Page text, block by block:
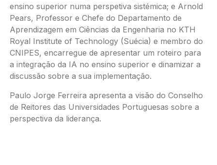
ensino superior numa perspetiva sistémica; e Arnold
Pears, Professor e Chefe do Departamento de
Aprendizagem em Ciências da Engenharia no KTH
Royal Institute of Technology (Suécia) e membro do
CNIPES, encarregue de apresentar um roteiro para
a integração da IA no ensino superior e dinamizar a
discussão sobre a sua implementação.
Paulo Jorge Ferreira apresenta a visão do Conselho
de Reitores das Universidades Portuguesas sobre a
perspectiva da liderança.